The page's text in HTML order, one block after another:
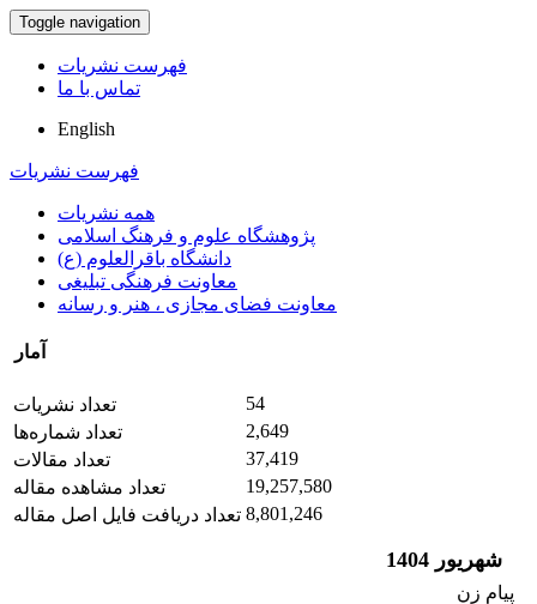
Toggle navigation
فهرست نشریات
تماس با ما
English
فهرست نشریات
همه نشریات
پژوهشگاه علوم و فرهنگ اسلامی
دانشگاه باقرالعلوم (ع)
معاونت فرهنگی تبلیغی
معاونت فضای مجازی ، هنر و رسانه
آمار
تعداد نشریات
54
تعداد شماره‌ها
2,649
تعداد مقالات
37,419
تعداد مشاهده مقاله
19,257,580
تعداد دریافت فایل اصل مقاله 8,801,246
شهریور 1404
پیام زن